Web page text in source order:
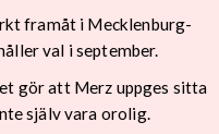
framåt i Mecklenburg-
val i september.
gör att Merz uppges sitta
själv vara orolig.